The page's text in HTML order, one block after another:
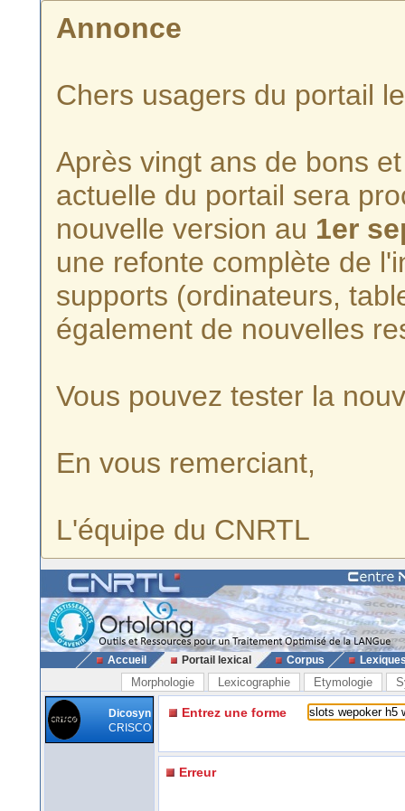
Annonce
Chers usagers du portail
Après vingt ans de bons
actuelle du portail sera
nouvelle version au 1er
une refonte complète de
supports (ordinateurs,
également de nouvelles
Vous pouvez tester la
En vous remerciant,
L'équipe du CNRTL
Accueil Portail lexical Corpus
Morphologie Lexicographie Etymologie
Dicosyn
CRISCO
Entrez une forme
Erreur